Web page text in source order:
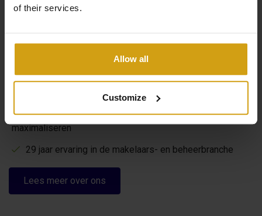
of their services.
Allow all
Customize
Ontzorgen van A tot Z bij het kopen van een huis in
Flexibele mogelijkheden om uw verhuurrendement te
maximaliseren
29 jaar ervaring in de makelaars- en beheerbranche
Lees meer over ons